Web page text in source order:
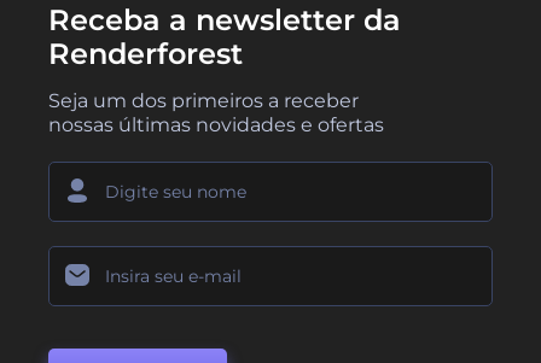
Receba a newsletter da
Renderforest
Seja um dos primeiros a receber
nossas últimas novidades e ofertas